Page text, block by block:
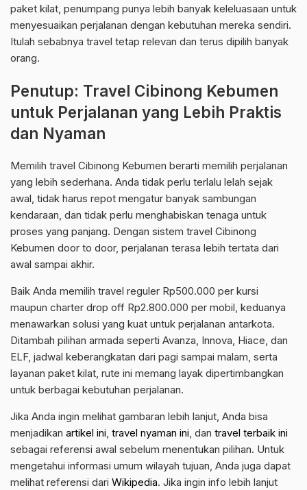
paket kilat, penumpang punya lebih banyak keleluasaan untuk
menyesuaikan perjalanan dengan kebutuhan mereka sendiri.
Itulah sebabnya travel tetap relevan dan terus dipilih banyak
orang.
Penutup: Travel Cibinong Kebumen
untuk Perjalanan yang Lebih Praktis
dan Nyaman
Memilih travel Cibinong Kebumen berarti memilih perjalanan
yang lebih sederhana. Anda tidak perlu terlalu lelah sejak
awal, tidak harus repot mengatur banyak sambungan
kendaraan, dan tidak perlu menghabiskan tenaga untuk
proses yang panjang. Dengan sistem travel Cibinong
Kebumen door to door, perjalanan terasa lebih tertata dari
awal sampai akhir.
Baik Anda memilih travel reguler Rp500.000 per kursi
maupun charter drop off Rp2.800.000 per mobil, keduanya
menawarkan solusi yang kuat untuk perjalanan antarkota.
Ditambah pilihan armada seperti Avanza, Innova, Hiace, dan
ELF, jadwal keberangkatan dari pagi sampai malam, serta
layanan paket kilat, rute ini memang layak dipertimbangkan
untuk berbagai kebutuhan perjalanan.
Jika Anda ingin melihat gambaran lebih lanjut, Anda bisa
menjadikan artikel ini, travel nyaman ini, dan travel terbaik ini
sebagai referensi awal sebelum menentukan pilihan. Untuk
mengetahui informasi umum wilayah tujuan, Anda juga dapat
melihat referensi dari Wikipedia. Jika ingin info lebih lanjut